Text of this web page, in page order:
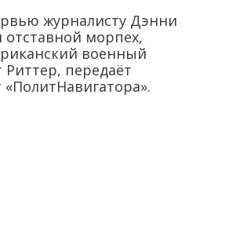
журналисту Дэнни
отставной морпех,
военный
Риттер, передаёт